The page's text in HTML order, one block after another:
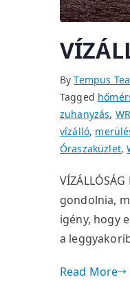
ByTempus
Tagged
zuhanyzás,
vízálló,
Óraszaküzlet,
gondolnia,
igény, hogy
a
Read More